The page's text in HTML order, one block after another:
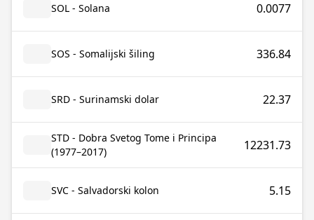
SOL - Solana 0.0077
SOS - Somalijski šiling 336.84
SRD - Surinamski dolar 22.37
STD - Dobra Svetog Tome i Principa
(1977–2017)
12231.73
SVC - Salvadorski kolon 5.15